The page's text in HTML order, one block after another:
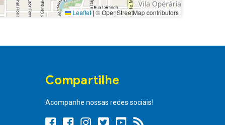
Leaflet | © OpenStreetMap contributors
Compartilhe
Acompanhe nossas redes sociais!